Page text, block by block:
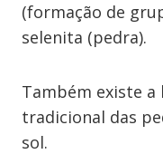
(formação de
selenita (pedra).
Também existe
tradicional das
sol.